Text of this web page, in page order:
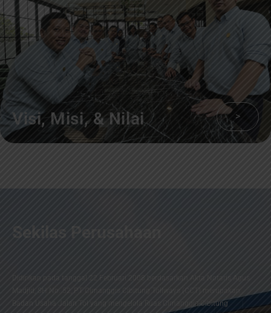
Visi, Misi, & Nilai >
Sekilas Perusahaan
Didirikan pada tanggal 22 Februari 2008 berdasarkan Akta Notaris Agus
Madjid, SH No. 52, PT Cimanggis Cibitung Tollways (CCT) merupakan
Badan Usaha Jalan Tol yang mengelola Ruas Cimanggis-Cibitung